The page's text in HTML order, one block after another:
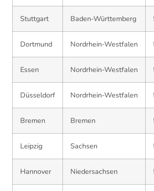
Stuttgart Baden-Württemberg
Dortmund Nordrhein-Westfalen
Essen Nordrhein-Westfalen
Düsseldorf Nordrhein-Westfalen
Bremen Bremen
Leipzig Sachsen
Hannover Niedersachsen